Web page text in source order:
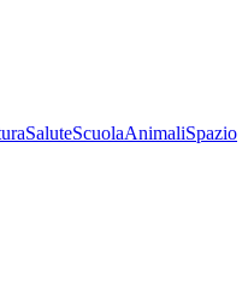
SaluteScuolaAnimaliSpazio